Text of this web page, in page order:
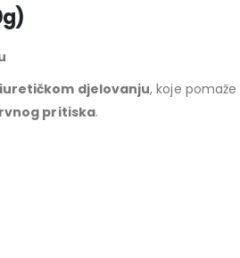
djelovanju, koje pomaže
pritiska.